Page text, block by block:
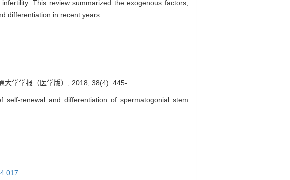
This review summarized the exogenous factors,
differentiation in recent years.
大学学报（医学版）, 2018, 38(4): 445-.
renewal and differentiation of spermatogonial stem